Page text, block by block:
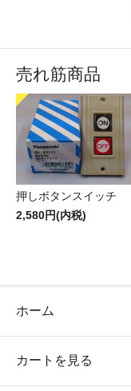
売れ筋商品
押しボタンスイッチ
2,580円(内税)
ホーム
カートを見る